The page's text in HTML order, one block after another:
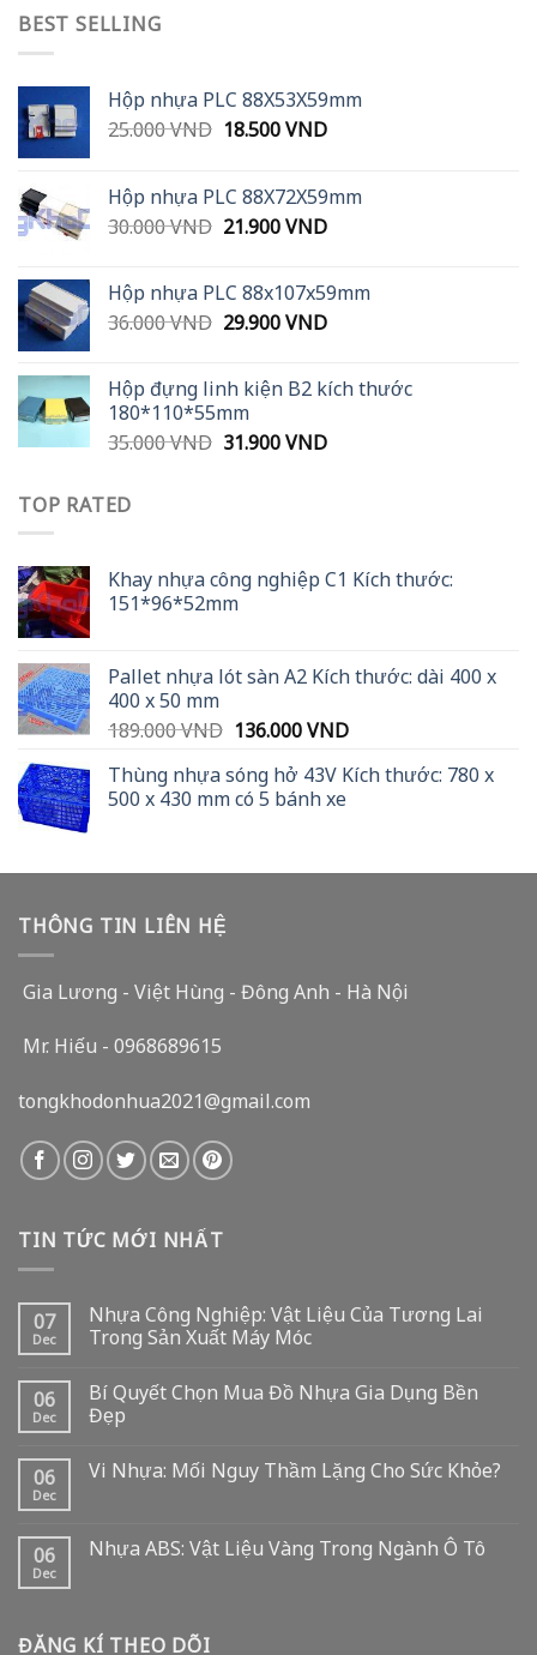
BEST SELLING
Hộp nhựa PLC 88X53X59mm
25.000VND Original
25.000 VND.
18.500VNDCurrent
18.500 VND.
Hộp nhựa PLC 88X72X59mm
30.000VND Original
30.000 VND.
21.900VNDCurrent
21.900 VND.
Hộp nhựa PLC 88x107x59mm
36.000VND Original
36.000 VND.
29.900VNDCurrent
29.900 VND.
Hộp đựng linh kiện B2 kích thước
180*110*55mm
35.000VND Original
31.900VNDCurrent
TOP RATED
Khay nhựa công nghiệp C1 Kích thước:
151*96*52mm
Pallet nhựa lót sàn A2 Kích thước: dài 400 x
400 x 50 mm
189.000VND Original
was:
189.000 VND.
136.000VNDCurrent
is:
Thùng nhựa sóng hở 43V Kích thước: 780 x
500 x 430 mm có 5 bánh xe
THÔNG TIN LIÊN HỆ
Gia Lương - Việt Hùng - Đông Anh - Hà Nội
Mr. Hiếu - 0968689615
tongkhodonhua2021@gmail.com
TIN TỨC MỚI NHẤT
07
Dec
Nhựa Công Nghiệp: Vật Liệu Của Tương Lai
Trong Sản Xuất Máy Móc
06
Dec
Bí Quyết Chọn Mua Đồ Nhựa Gia Dụng Bền
Đẹp
06
Dec
Vi Nhựa: Mối Nguy Thầm Lặng Cho Sức Khỏe?
06
Dec
Nhựa ABS: Vật Liệu Vàng Trong Ngành Ô Tô
ĐĂNG KÍ THEO DÕI